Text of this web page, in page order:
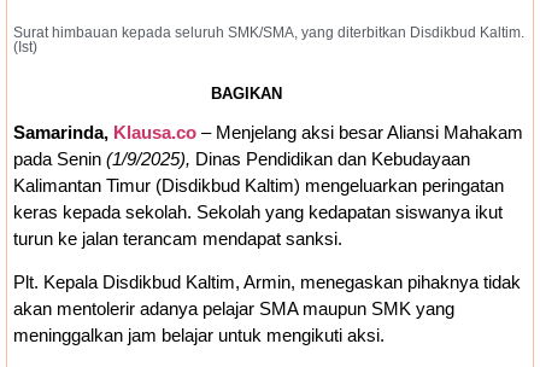
Surat himbauan kepada seluruh SMK/SMA, yang diterbitkan Disdikbud Kaltim.
(Ist)
BAGIKAN
Samarinda, Klausa.co – Menjelang aksi besar Aliansi Mahakam
pada Senin (1/9/2025), Dinas Pendidikan dan Kebudayaan
Kalimantan Timur (Disdikbud Kaltim) mengeluarkan peringatan
keras kepada sekolah. Sekolah yang kedapatan siswanya ikut
turun ke jalan terancam mendapat sanksi.
Plt. Kepala Disdikbud Kaltim, Armin, menegaskan pihaknya tidak
akan mentolerir adanya pelajar SMA maupun SMK yang
meninggalkan jam belajar untuk mengikuti aksi.